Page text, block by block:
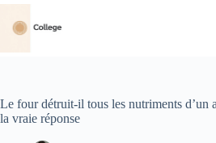
Passer
contenu
Le four détruit-il tous les nutriments d’un
la vraie réponse